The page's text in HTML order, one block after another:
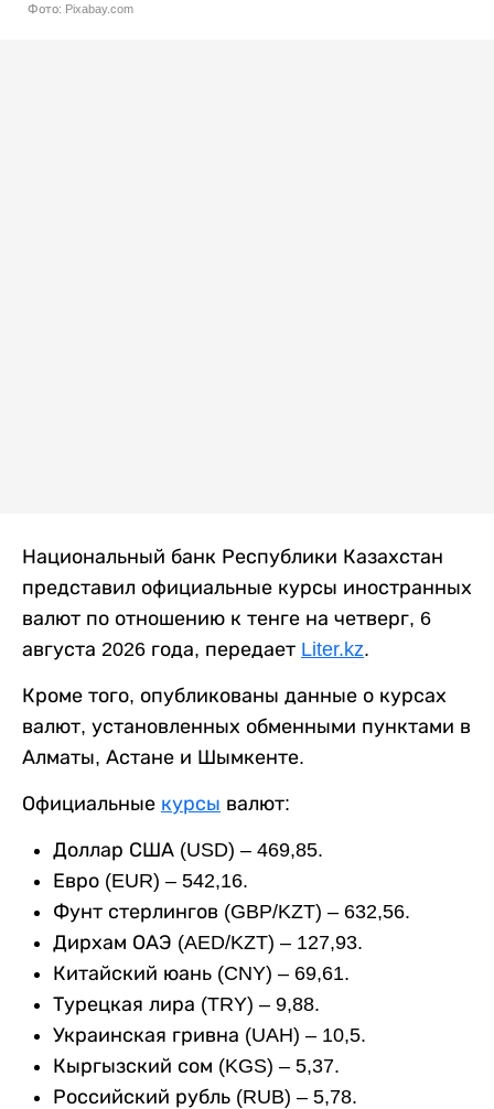
Фото: Pixabay.com
Национальный банк Республики Казахстан
представил официальные курсы иностранных
валют по отношению к тенге на четверг, 6
августа 2026 года, передает Liter.kz.
Кроме того, опубликованы данные о курсах
валют, установленных обменными пунктами в
Алматы, Астане и Шымкенте.
Официальные курсы валют:
Доллар США (USD) – 469,85.
Евро (EUR) – 542,16.
Фунт стерлингов (GBP/KZT) – 632,56.
Дирхам ОАЭ (AED/KZT) – 127,93.
Китайский юань (CNY) – 69,61.
Турецкая лира (TRY) – 9,88.
Украинская гривна (UAH) – 10,5.
Кыргызский сом (KGS) – 5,37.
Российский рубль (RUB) – 5,78.